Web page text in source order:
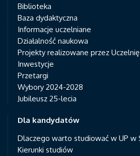
Biblioteka
Baza dydaktyczna
Informacje uczelniane
Działalność naukowa
Projekty realizowane przez Uczelnię
Inwestycje
Przetargi
Wybory 2024-2028
Jubileusz 25-lecia
Dla kandydatów
Dlaczego warto studiować w UP w
Kierunki studiów